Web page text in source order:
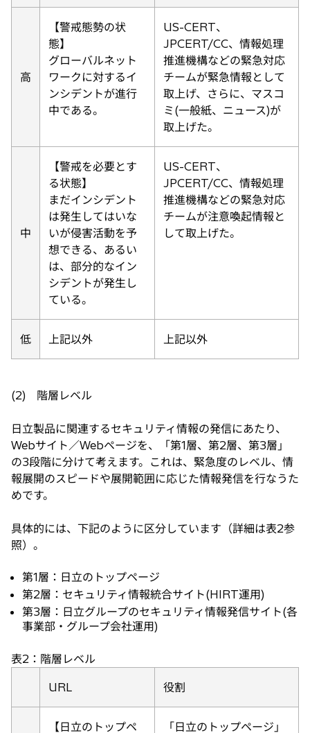
高
【警戒態勢の状
態】
グローバルネット
ワークに対するイ
ンシデントが進行
中である。
US-CERT、
JPCERT/CC、情報処理
推進機構などの緊急対応
チームが緊急情報として
取上げ、さらに、マスコ
ミ(一般紙、ニュース)が
取上げた。
中
【警戒を必要とす
る状態】
まだインシデント
は発生してはいな
いが侵害活動を予
想できる、あるい
は、部分的なイン
シデントが発生し
ている。
US-CERT、
JPCERT/CC、情報処理
推進機構などの緊急対応
チームが注意喚起情報と
して取上げた。
低 上記以外 上記以外
(2) 階層レベル
日立製品に関連するセキュリティ情報の発信にあたり、
Webサイト／Webページを、「第1層、第2層、第3層」
の3段階に分けて考えます。これは、緊急度のレベル、情
報展開のスピードや展開範囲に応じた情報発信を行なうた
めです。
具体的には、下記のように区分しています（詳細は表2参
照）。
第1層：日立のトップページ
第2層：セキュリティ情報統合サイト(HIRT運用)
第3層：日立グループのセキュリティ情報発信サイト(各
事業部・グループ会社運用)
表2：階層レベル
URL 役割
【日立のトップペ 「日立のトップページ」